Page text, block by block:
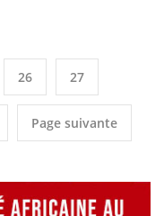
26 27
Page suivante